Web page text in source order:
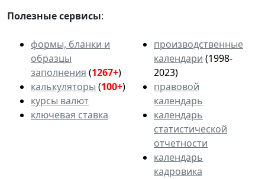
Полезные сервисы:
формы, бланки и
образцы
заполнения (1267+)
калькуляторы (100+)
курсы валют
ключевая ставка
производственные
календари (1998-
2023)
правовой
календарь
календарь
статистической
отчетности
календарь
кадровика